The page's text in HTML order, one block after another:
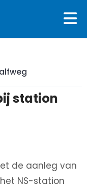
station
de aanleg van
NS-station